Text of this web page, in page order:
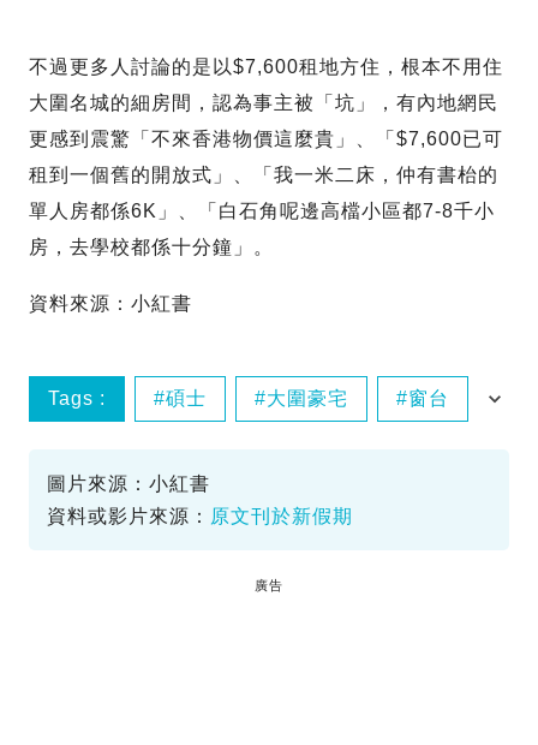
不過更多人討論的是以$7,600租地方住，根本不用住
大圍名城的細房間，認為事主被「坑」，有內地網民
更感到震驚「不來香港物價這麼貴」、「$7,600已可
租到一個舊的開放式」、「我一米二床，仲有書枱的
單人房都係6K」、「白石角呢邊高檔小區都7-8千小
房，去學校都係十分鐘」。
資料來源：小紅書
Tags : 碩士 大圍豪宅 窗台
圖片來源：小紅書
資料或影片來源： 原文刊於新假期
廣告